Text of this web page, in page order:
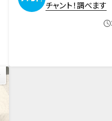
チャント！調べます